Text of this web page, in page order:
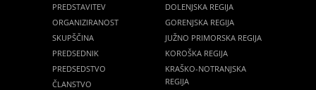
PREDSTAVITEV
ORGANIZIRANOST
SKUPŠČINA
PREDSEDNIK
PREDSEDSTVO
ČLANSTVO
DOLENJSKA REGIJA
GORENJSKA REGIJA
JUŽNO PRIMORSKA REGIJA
KOROŠKA REGIJA
KRAŠKO-NOTRANJSKA
REGIJA